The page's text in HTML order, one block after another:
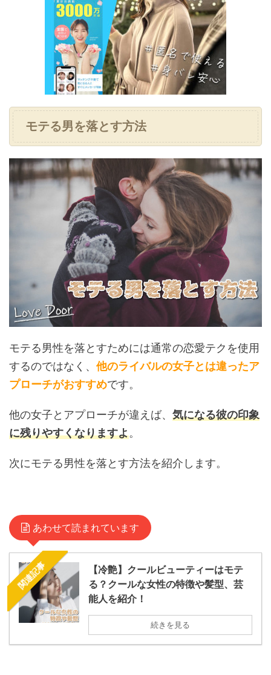
モテる男を落とす方法
モテる男性を落とすためには通常の恋愛テクを使用
するのではなく、 他のライバルの女子とは違ったア
プローチがおすすめです。
他の女子とアプローチが違えば、 気になる彼の印象
に残りやすくなりますよ。
次にモテる男性を落とす方法を紹介します。
あわせて読まれています
関連記事
【冷艶】クールビューティーはモテ
る？クールな女性の特徴や髪型、芸
能人を紹介！
続きを見る